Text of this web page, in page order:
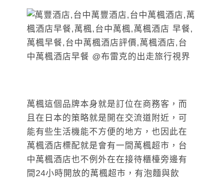
萬楓這個品牌本身就是訂位在商務客，而
且在日本的策略就是開在交流道附近，可
能有些生活機能不方便的地方，也因此在
萬楓酒店標配就是會有一間萬楓超市，台
中萬楓酒店也不例外在在接待櫃檯旁邊有
間24小時開放的萬楓超市，有泡麵與飲